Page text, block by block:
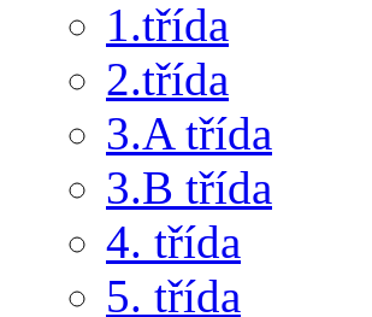
1.třída
2.třída
3.A třída
3.B třída
4. třída
5. třída